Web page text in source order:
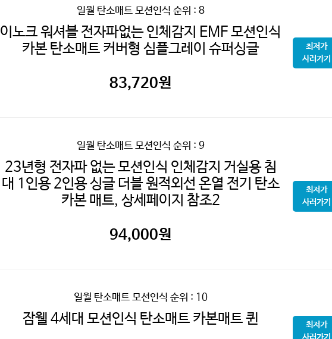
일월 탄소매트 모션인식 순위 : 8
이노크 워셔블 전자파없는 인체감지 EMF 모션인식
카본 탄소매트 커버형 심플그레이 슈퍼싱글
83,720원
최저가
사러가기
일월 탄소매트 모션인식 순위 : 9
23년형 전자파 없는 모션인식 인체감지 거실용 침
대 1인용 2인용 싱글 더블 원적외선 온열 전기 탄소
카본 매트, 상세페이지 참조2
94,000원
최저가
사러가기
일월 탄소매트 모션인식 순위 : 10
잠웰 4세대 모션인식 탄소매트 카본매트 퀸
최저가
사러가기